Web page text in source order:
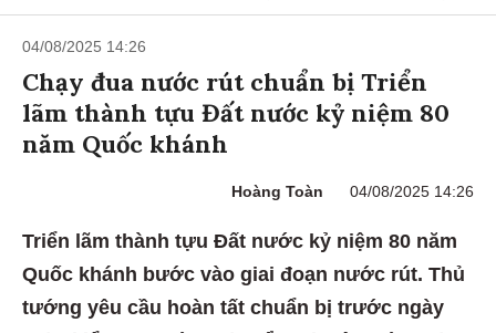
04/08/2025 14:26
Chạy đua nước rút chuẩn bị Triển
lãm thành tựu Đất nước kỷ niệm 80
năm Quốc khánh
Hoàng Toàn 04/08/2025 14:26
Triển lãm thành tựu Đất nước kỷ niệm 80 năm
Quốc khánh bước vào giai đoạn nước rút. Thủ
tướng yêu cầu hoàn tất chuẩn bị trước ngày